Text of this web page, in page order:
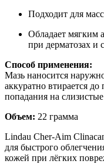
Подходит для
Обладает мягким
при дерматозах и
Способ применения:
Мазь наносится
аккуратно втирается
попадания на
Объем: 22 грамма
Lindau Cher-Aim
для быстрого
кожей при лёгких